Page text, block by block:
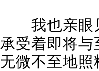
我也亲眼
承受着即将
无微不至地